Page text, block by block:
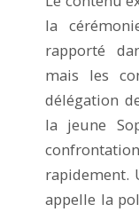
la
rapporté
mais les
délégation
la jeune
rapidement.
appelle la